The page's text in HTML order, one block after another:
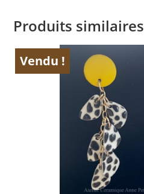
Produits similaires
Vendu !
ÉPUISÉ